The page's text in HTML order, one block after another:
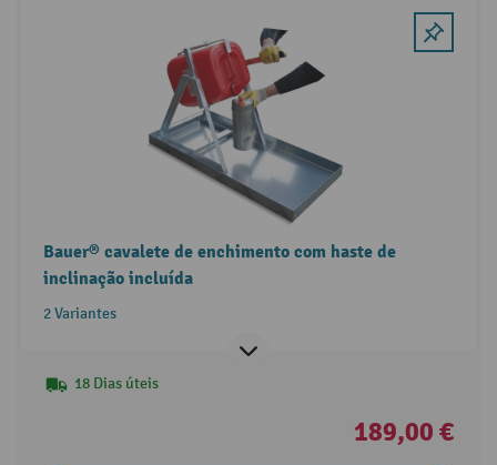
Bauer® cavalete de enchimento com haste de
inclinação incluída
2 Variantes
18 Dias úteis
189,00 €